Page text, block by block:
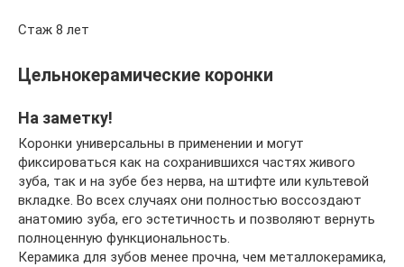
Стаж 8 лет
Цельнокерамические коронки
На заметку!
Коронки универсальны в применении и могут
фиксироваться как на сохранившихся частях живого
зуба, так и на зубе без нерва, на штифте или культевой
вкладке. Во всех случаях они полностью воссоздают
анатомию зуба, его эстетичность и позволяют вернуть
полноценную функциональность.
Керамика для зубов менее прочна, чем металлокерамика,